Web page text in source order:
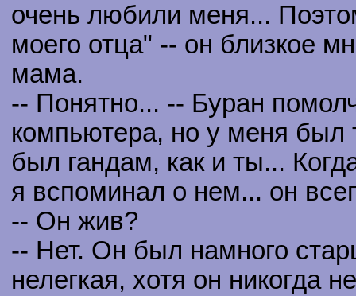
очень любили меня...
моего отца" -- он близкое
мама.
-- Понятно... -- Буран
компьютера, но у меня был
был гандам, как и ты...
я вспоминал о нем... он
-- Он жив?
-- Нет. Он был намного
нелегкая, хотя он никогда